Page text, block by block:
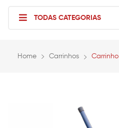
TODAS CATEGORIAS
Home Carrinhos